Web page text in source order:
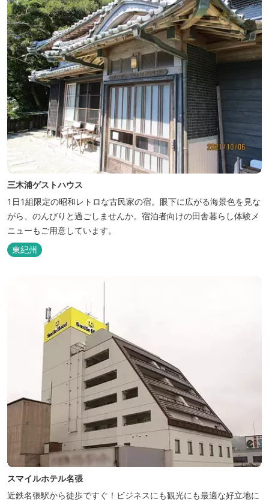
三木浦ゲストハウス
1日1組限定の昭和レトロな古民家の宿。眼下に広がる海景色を見な
がら、のんびりと過ごしませんか。宿泊者向けの田舎暮らし体験メ
ニューもご用意しています。
東紀州
スマイルホテル名張
近鉄名張駅から徒歩ですぐ！ビジネスにも観光にも最適な好立地に